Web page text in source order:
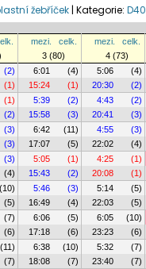
žebříček | Kategorie: D40
mezi. celk. mezi. celk.
3 (80) 4 (73)
(2) 6:01 (4) 5:06 (4)
(1) 15:24 (1) 20:30 (2)
(1) 5:39 (2) 4:43 (2)
(2) 15:58 (3) 20:41 (3)
(3) 6:42 (11) 4:55 (3)
(3) 17:07 (5) 22:02 (4)
(3) 5:05 (1) 4:25 (1)
(4) 15:43 (2) 20:08 (1)
(10) 5:46 (3) 5:14 (5)
(5) 16:49 (4) 22:03 (5)
(7) 6:06 (5) 6:05 (10)
(6) 17:18 (6) 23:23 (6)
(11) 6:38 (10) 5:32 (7)
(7) 18:08 (7) 23:40 (7)